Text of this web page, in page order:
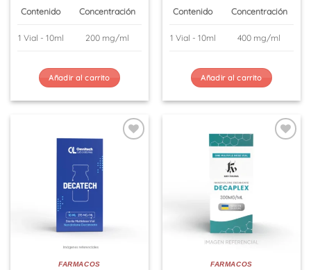
Contenido Concentración
1 Vial - 10ml 200 mg/ml
Añadir al carrito
Contenido Concentración
1 Vial - 10ml 400 mg/ml
Añadir al carrito
FARMACOS FARMACOS